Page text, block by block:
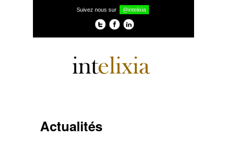
Suivez nous sur @intelixia
Actualités